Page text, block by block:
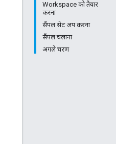
Workspace को तैयार
करना
सैंपल सेट अप करना
सैंपल चलाना
अगले चरण